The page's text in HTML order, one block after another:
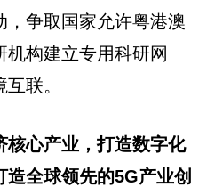
，争取国家允许粤港澳
构建立专用科研网
联。
核心产业，打造数字化
全球领先的5G产业创